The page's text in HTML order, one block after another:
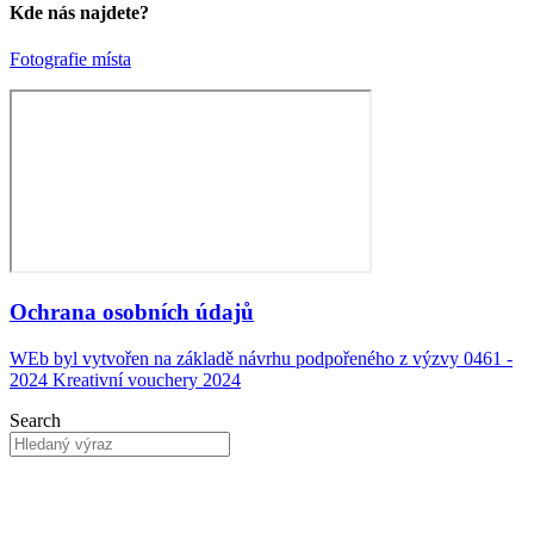
Kde nás najdete?
Fotografie místa
Ochrana osobních údajů
WEb byl vytvořen na základě návrhu podpořeného z výzvy 0461 -
2024 Kreativní vouchery 2024
Search